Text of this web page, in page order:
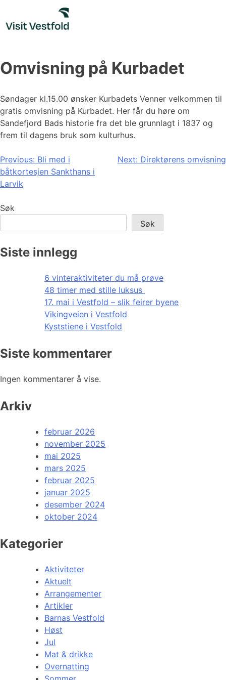
content
Omvisning på Kurbadet
Søndager kl.15.00 ønsker Kurbadets Venner velkommen til
gratis omvisning på Kurbadet. Her får du høre om
Sandefjord Bads historie fra det ble grunnlagt i 1837 og
frem til dagens bruk som kulturhus.
Innleggsnavigasjon
Previous: Bli med i
båtkortesjen Sankthans i
Larvik
Next: Direktørens omvisning
Søk
Søk
Siste innlegg
6 vinteraktiviteter du må prøve
48 timer med stille luksus
17. mai i Vestfold – slik feirer byene
Vikingveien i Vestfold
Kyststiene i Vestfold
Siste kommentarer
Ingen kommentarer å vise.
Arkiv
februar 2026
november 2025
mai 2025
mars 2025
februar 2025
januar 2025
desember 2024
oktober 2024
Kategorier
Aktiviteter
Aktuelt
Arrangementer
Artikler
Barnas Vestfold
Høst
Jul
Mat & drikke
Overnatting